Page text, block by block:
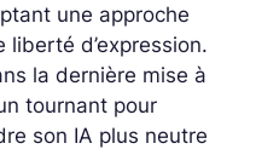
une approche
d’expression.
la dernière mise à
tournant pour
son IA plus neutre